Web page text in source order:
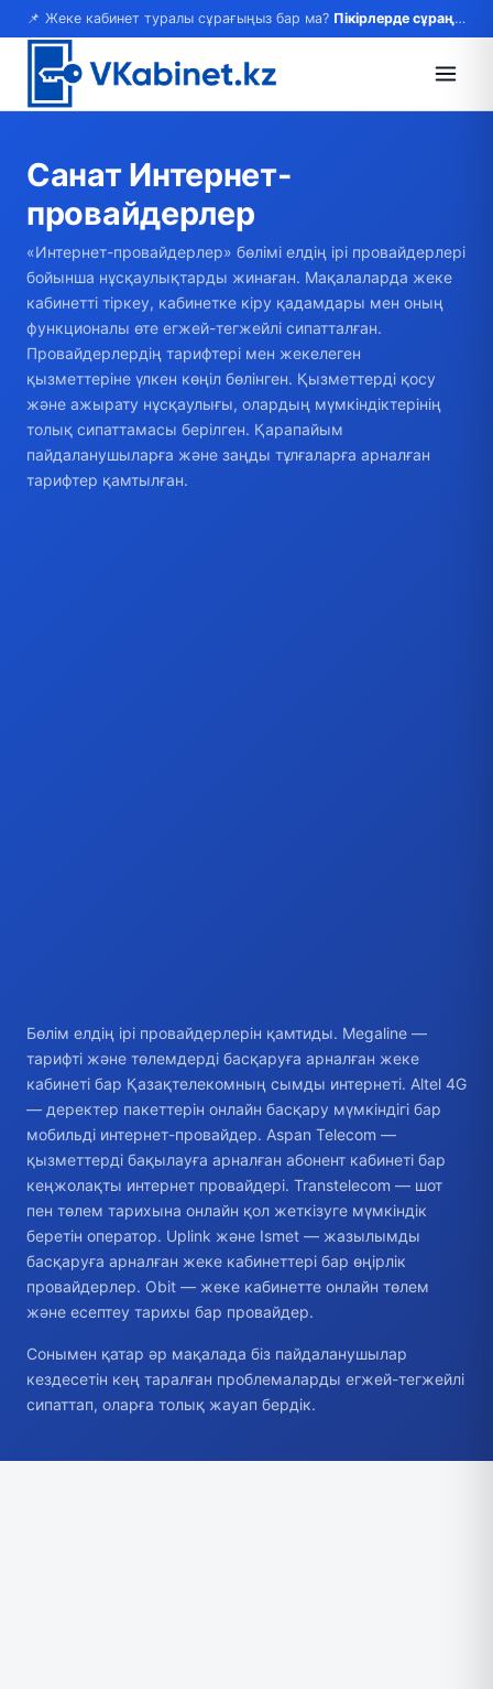
📌 Жеке кабинет туралы сұрағыңыз бар ма? Пікірлерде сұраңыз — жауап береміз!
Санат Интернет-
провайдерлер
«Интернет-провайдерлер» бөлімі елдің ірі провайдерлері
бойынша нұсқаулықтарды жинаған. Мақалаларда жеке
кабинетті тіркеу, кабинетке кіру қадамдары мен оның
функционалы өте егжей-тегжейлі сипатталған.
Провайдерлердің тарифтері мен жекелеген
қызметтеріне үлкен көңіл бөлінген. Қызметтерді қосу
және ажырату нұсқаулығы, олардың мүмкіндіктерінің
толық сипаттамасы берілген. Қарапайым
пайдаланушыларға және заңды тұлғаларға арналған
тарифтер қамтылған.
Бөлім елдің ірі провайдерлерін қамтиды. Megaline —
тарифті және төлемдерді басқаруға арналған жеке
кабинеті бар Қазақтелекомның сымды интернеті. Altel 4G
— деректер пакеттерін онлайн басқару мүмкіндігі бар
мобильді интернет-провайдер. Aspan Telecom —
қызметтерді бақылауға арналған абонент кабинеті бар
кеңжолақты интернет провайдері. Transtelecom — шот
пен төлем тарихына онлайн қол жеткізуге мүмкіндік
беретін оператор. Uplink және Ismet — жазылымды
басқаруға арналған жеке кабинеттері бар өңірлік
провайдерлер. Obit — жеке кабинетте онлайн төлем
және есептеу тарихы бар провайдер.
Сонымен қатар әр мақалада біз пайдаланушылар
кездесетін кең таралған проблемаларды егжей-тегжейлі
сипаттап, оларға толық жауап бердік.